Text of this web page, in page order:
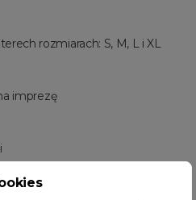
rozmiarach: S, M, L i XL
imprezę